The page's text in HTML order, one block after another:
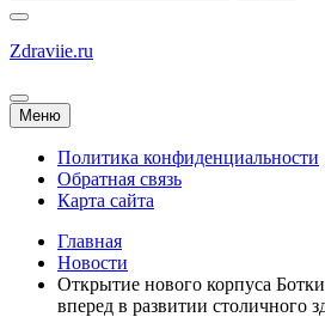
Zdraviie.ru
Меню
Политика конфиденциальности
Обратная связь
Карта сайта
Главная
Новости
Открытие нового корпуса
вперед в развитии столичного